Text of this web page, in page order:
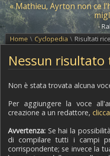
« Mathieu, Ayrton non ce
-
Home \ Cyclopedia \ Risultati
Nessun
Non è stata trovata alcuna
Per aggiungere la voce
creazione a un redattore,
Avvertenza: Se hai la
di compilare tutti i campi
corrispondente; se invece la